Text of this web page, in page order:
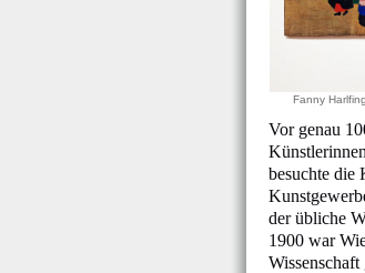
Fanny
Vor genau
besuchte die
der übliche
1900 war